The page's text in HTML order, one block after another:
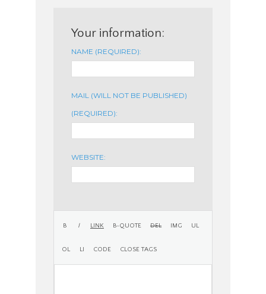
Your information:
NAME (REQUIRED):
MAIL (WILL NOT BE PUBLISHED)
(REQUIRED):
WEBSITE: